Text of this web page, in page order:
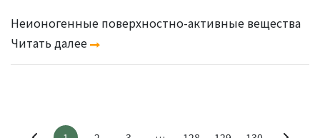
Неионогенные поверхностно-активные вещества
Читать далее